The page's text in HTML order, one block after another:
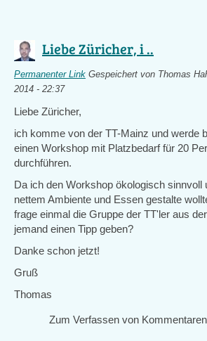
Liebe Züricher, i ..
Permanenter Link Gespeichert von Thomas
2014 - 22:37
Liebe Züricher,
ich komme von der TT-Mainz und werde
einen Workshop mit Platzbedarf für 20
durchführen.
Da ich den Workshop ökologisch sinnvoll
nettem Ambiente und Essen gestalte
frage einmal die Gruppe der TT'ler aus
jemand einen Tipp geben?
Danke schon jetzt!
Gruß
Thomas
Zum Verfassen von